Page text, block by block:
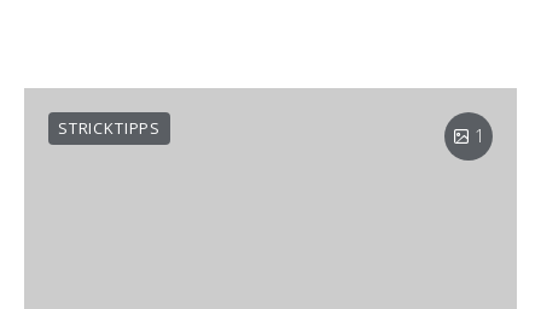
1
STRICKTIPPS